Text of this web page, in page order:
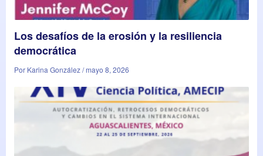
Los desafíos de la erosión y la resiliencia
democrática
Por Karina González / mayo 8, 2026